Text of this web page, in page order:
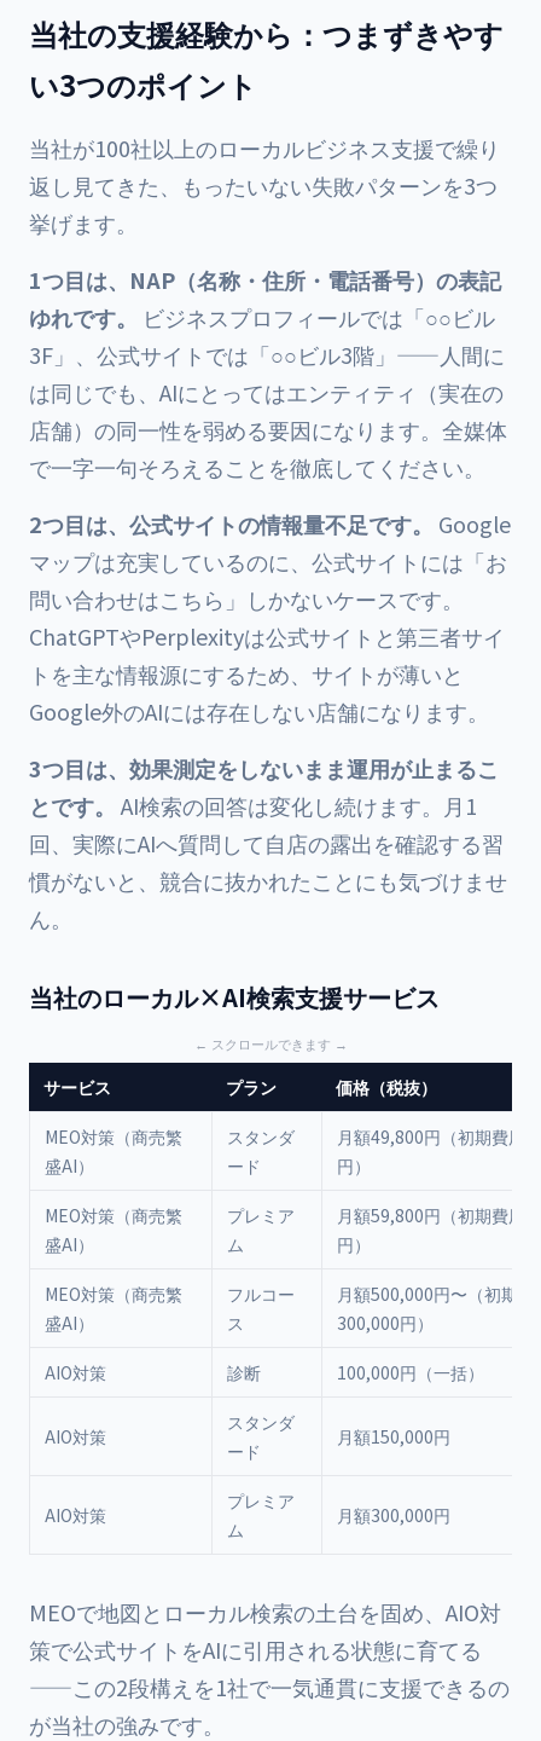
当社の支援経験から：つまずきやす
い3つのポイント
当社が100社以上のローカルビジネス支援で繰り
返し見てきた、もったいない失敗パターンを3つ
挙げます。
1つ目は、NAP（名称・住所・電話番号）の表記
ゆれです。
ビジネスプロフィールでは「○○ビル
3F」、公式サイトでは「○○ビル3階」——人間に
は同じでも、AIにとってはエンティティ（実在の
店舗）の同一性を弱める要因になります。全媒体
で一字一句そろえることを徹底してください。
2つ目は、公式サイトの情報量不足です。
Google
マップは充実しているのに、公式サイトには「お
問い合わせはこちら」しかないケースです。
ChatGPTやPerplexityは公式サイトと第三者サイ
トを主な情報源にするため、サイトが薄いと
Google外のAIには存在しない店舗になります。
3つ目は、効果測定をしないまま運用が止まるこ
とです。 AI検索の回答は変化し続けます。月1
回、実際にAIへ質問して自店の露出を確認する習
慣がないと、競合に抜かれたことにも気づけませ
ん。
当社のローカル×AI検索支援サービス
サービス プラン 価格（税抜）
MEO対策（商売繁
盛AI）
スタンダ
ード
月額49,800円（初期費用
円）
MEO対策（商売繁
盛AI）
プレミア
ム
月額59,800円（初期費用
円）
MEO対策（商売繁
盛AI）
フルコー
ス
月額500,000円〜（初期費
300,000円）
AIO対策 診断 100,000円（一括）
AIO対策
スタンダ
ード
月額150,000円
AIO対策
プレミア
ム
月額300,000円
MEOで地図とローカル検索の土台を固め、AIO対
策で公式サイトをAIに引用される状態に育てる
——この2段構えを1社で一気通貫に支援できるの
が当社の強みです。